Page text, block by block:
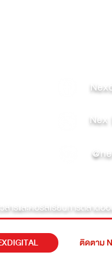
Nex
ารและคอร์สเรียนการตลาด
ติดตาม